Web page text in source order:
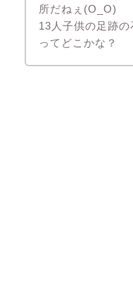
所だねぇ(O_O)
13人子供の足跡
ってどこかな？